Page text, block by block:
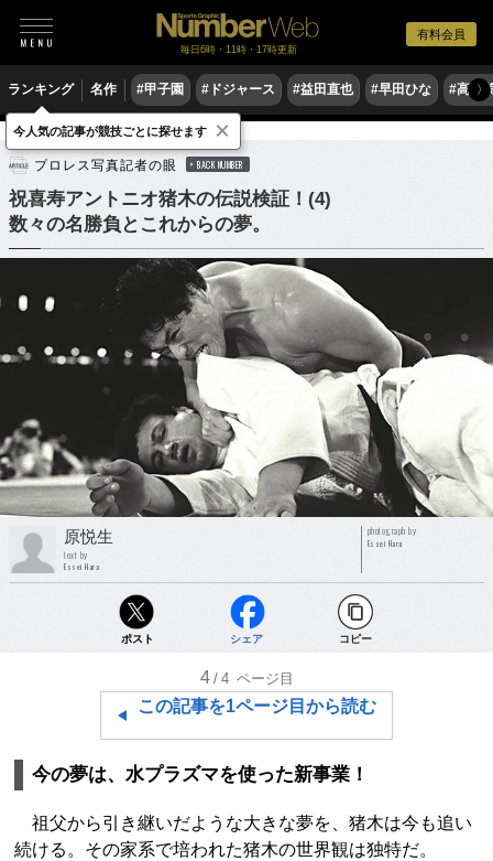
有料会員
毎日6時・11時・17時更新
ランキング 名作 #甲子園 #ドジャース #益田直也 #早田ひな #高木
〉
格闘技 プロレス
プロレス写真記者の眼 BACK NUMBER
祝喜寿アントニオ猪木の伝説検証！(4)
数々の名勝負とこれからの夢。
原悦生
text by
Essei Hara
photograph by
Essei Hara
ポスト シェア コピー
4 /4 ページ目
この記事を1ページ目から読む
今の夢は、水プラズマを使った新事業！
祖父から引き継いだような大きな夢を、猪木は今も追い
続ける。その家系で培われた猪木の世界観は独特だ。
今人気の記事が競技ごとに探せます ×